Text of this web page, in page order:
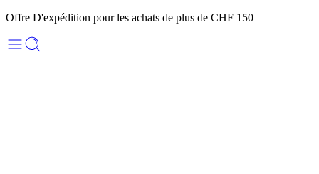
Offre D'expédition pour les achats de plus de CHF 150